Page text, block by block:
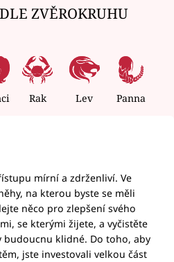
ZVĚROKRUHU
Rak Lev Panna
mírní a zdrženliví. Ve
na kterou byste se měli
něco pro zlepšení svého
se kterými žijete, a vyčistěte
budoucnu klidné. Do toho, aby
jste investovali velkou část